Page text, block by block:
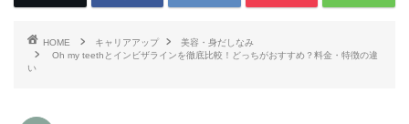
HOME キャリアアップ
美容・身だしなみ
Oh my teethとインビザラインを徹底比較！どっちがおすすめ？料金・特徴の違
い